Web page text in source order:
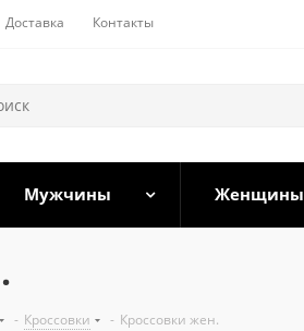
Доставка Контакты
Мужчины Женщины
- Кроссовки - Кроссовки жен.